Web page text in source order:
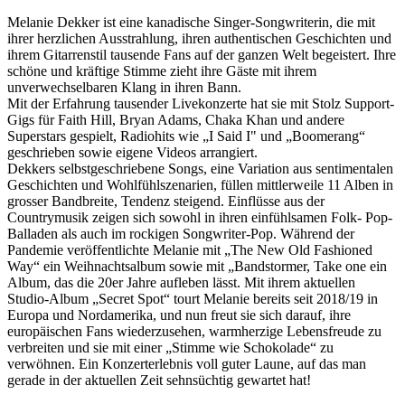
Melanie Dekker ist eine kanadische Singer-Songwriterin, die mit
ihrer herzlichen Ausstrahlung, ihren authentischen Geschichten und
ihrem Gitarrenstil tausende Fans auf der ganzen Welt begeistert. Ihre
schöne und kräftige Stimme zieht ihre Gäste mit ihrem
unverwechselbaren Klang in ihren Bann.
Mit der Erfahrung tausender Livekonzerte hat sie mit Stolz Support-
Gigs für Faith Hill, Bryan Adams, Chaka Khan und andere
Superstars gespielt, Radiohits wie „I Said I" und „Boomerang“
geschrieben sowie eigene Videos arrangiert.
Dekkers selbstgeschriebene Songs, eine Variation aus sentimentalen
Geschichten und Wohlfühlszenarien, füllen mittlerweile 11 Alben in
grosser Bandbreite, Tendenz steigend. Einflüsse aus der
Countrymusik zeigen sich sowohl in ihren einfühlsamen Folk- Pop-
Balladen als auch im rockigen Songwriter-Pop. Während der
Pandemie veröffentlichte Melanie mit „The New Old Fashioned
Way“ ein Weihnachtsalbum sowie mit „Bandstormer, Take one ein
Album, das die 20er Jahre aufleben lässt. Mit ihrem aktuellen
Studio-Album „Secret Spot“ tourt Melanie bereits seit 2018/19 in
Europa und Nordamerika, und nun freut sie sich darauf, ihre
europäischen Fans wiederzusehen, warmherzige Lebensfreude zu
verbreiten und sie mit einer „Stimme wie Schokolade“ zu
verwöhnen. Ein Konzerterlebnis voll guter Laune, auf das man
gerade in der aktuellen Zeit sehnsüchtig gewartet hat!